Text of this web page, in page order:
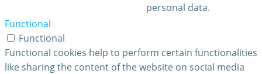
personal data.
Functional
Functional
Functional cookies help to perform certain functionalities
like sharing the content of the website on social media